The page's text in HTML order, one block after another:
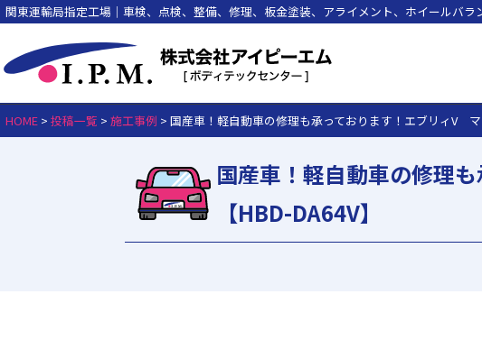
関東運輸局指定工場｜車検、点検、整備、修理、板金塗装、アライメント、ホイールバ
HOME >投稿一覧 >施工事例 >国産車！軽自動車の修理も承っております！エブリィV マ
国産車！軽自動車の修理
【HBD-DA64V】